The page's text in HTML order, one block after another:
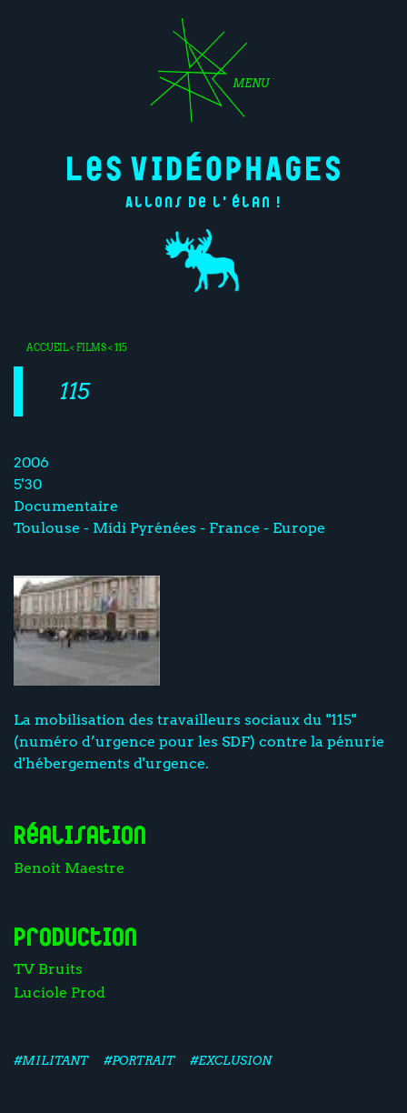
MENU
Allons de l'élan !
ACCUEIL< FILMS< 115
115
2006
5'30
Documentaire
Toulouse - Midi Pyrénées - France - Europe
La mobilisation des travailleurs sociaux du "115"
(numéro d’urgence pour les SDF) contre la pénurie
d'hébergements d'urgence.
Réalisation
Benoît Maestre
Production
TV Bruits
Luciole Prod
#MILITANT #PORTRAIT #EXCLUSION